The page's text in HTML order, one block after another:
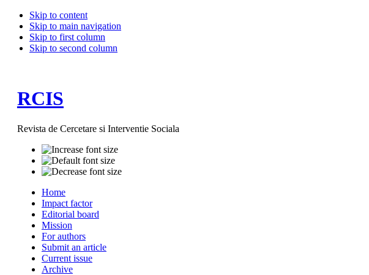
Skip to content
Skip to main navigation
Skip to first column
Skip to second column
RCIS
Revista de Cercetare si Interventie Sociala
Home
Impact factor
Editorial board
Mission
For authors
Submit an article
Current issue
Archive